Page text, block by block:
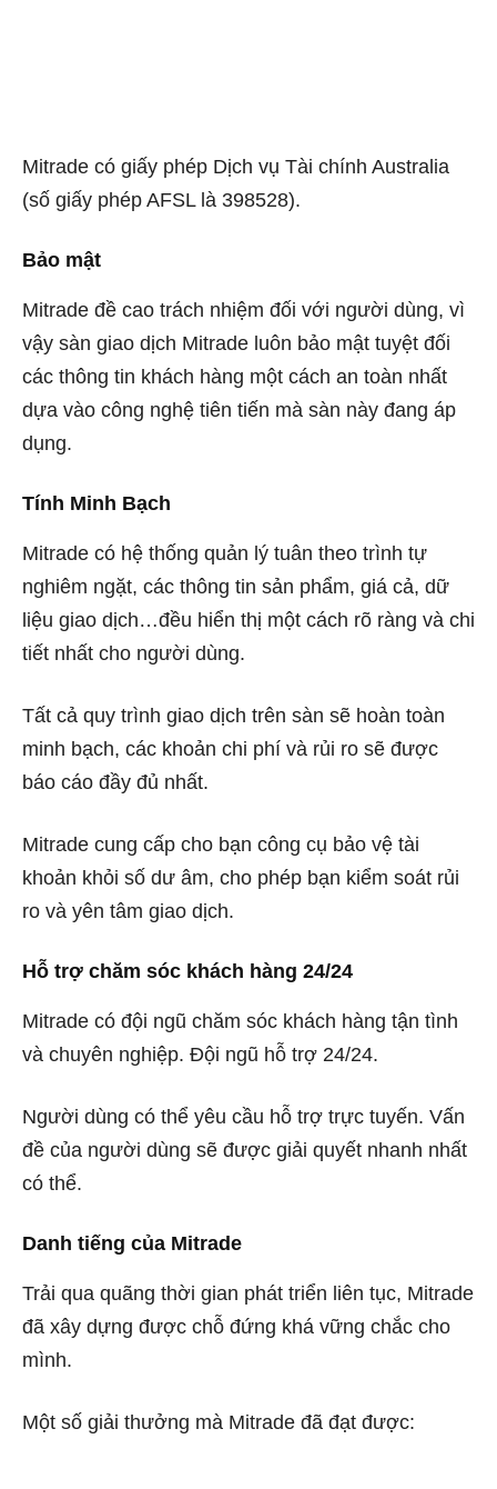
Mitrade có giấy phép Dịch vụ Tài chính Australia
(số giấy phép AFSL là 398528).
Bảo mật
Mitrade đề cao trách nhiệm đối với người dùng, vì
vậy sàn giao dịch Mitrade luôn bảo mật tuyệt đối
các thông tin khách hàng một cách an toàn nhất
dựa vào công nghệ tiên tiến mà sàn này đang áp
dụng.
Tính Minh Bạch
Mitrade có hệ thống quản lý tuân theo trình tự
nghiêm ngặt, các thông tin sản phẩm, giá cả, dữ
liệu giao dịch…đều hiển thị một cách rõ ràng và chi
tiết nhất cho người dùng.
Tất cả quy trình giao dịch trên sàn sẽ hoàn toàn
minh bạch, các khoản chi phí và rủi ro sẽ được
báo cáo đầy đủ nhất.
Mitrade cung cấp cho bạn công cụ bảo vệ tài
khoản khỏi số dư âm, cho phép bạn kiểm soát rủi
ro và yên tâm giao dịch.
Hỗ trợ chăm sóc khách hàng 24/24
Mitrade có đội ngũ chăm sóc khách hàng tận tình
và chuyên nghiệp. Đội ngũ hỗ trợ 24/24.
Người dùng có thể yêu cầu hỗ trợ trực tuyến. Vấn
đề của người dùng sẽ được giải quyết nhanh nhất
có thể.
Danh tiếng của Mitrade
Trải qua quãng thời gian phát triển liên tục, Mitrade
đã xây dựng được chỗ đứng khá vững chắc cho
mình.
Một số giải thưởng mà Mitrade đã đạt được: